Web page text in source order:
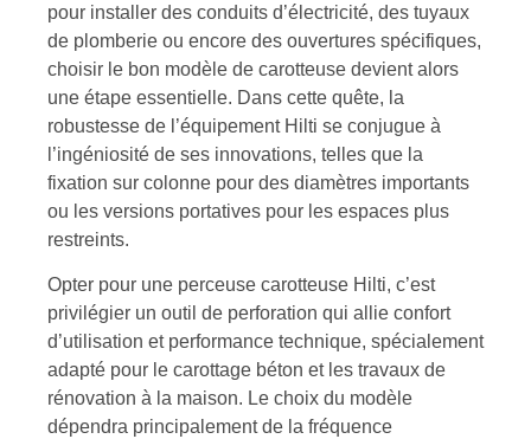
pour installer des conduits d’électricité, des tuyaux
de plomberie ou encore des ouvertures spécifiques,
choisir le bon modèle de carotteuse devient alors
une étape essentielle. Dans cette quête, la
robustesse de l’équipement Hilti se conjugue à
l’ingéniosité de ses innovations, telles que la
fixation sur colonne pour des diamètres importants
ou les versions portatives pour les espaces plus
restreints.
Opter pour une perceuse carotteuse Hilti, c’est
privilégier un outil de perforation qui allie confort
d’utilisation et performance technique, spécialement
adapté pour le carottage béton et les travaux de
rénovation à la maison. Le choix du modèle
dépendra principalement de la fréquence